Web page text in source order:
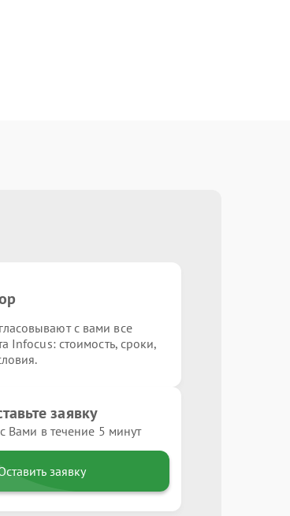
с вами все
Infocus: стоимость, сроки,
заявку
Вами в течение 5 минут
заявку